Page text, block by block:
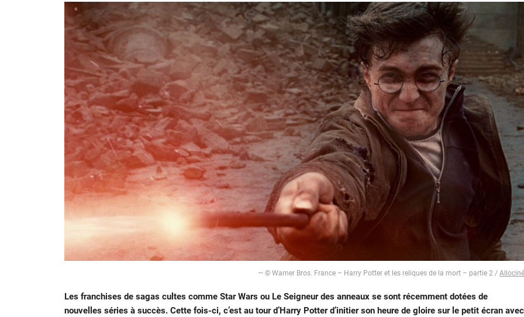
― © Warner Bros. France – Harry Potter et les reliques de la mort – partie 2 / Allociné
Les franchises de sagas cultes comme Star Wars ou Le Seigneur des anneaux se sont récemment dotées de
nouvelles séries à succès. Cette fois-ci, c’est au tour d’Harry Potter d’initier son heure de gloire sur le petit écran avec